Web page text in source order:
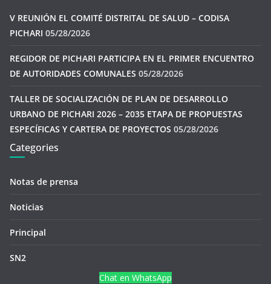
V REUNIÓN EL COMITÉ DISTRITAL DE SALUD – CODISA
PICHARI 05/28/2026
REGIDOR DE PICHARI PARTICIPA EN EL PRIMER ENCUENTRO
DE AUTORIDADES COMUNALES 05/28/2026
TALLER DE SOCIALIZACIÓN DE PLAN DE DESARROLLO
URBANO DE PICHARI 2026 – 2035 ETAPA DE PROPUESTAS
ESPECÍFICAS Y CARTERA DE PROYECTOS 05/28/2026
Categories
Notas de prensa
Noticias
Principal
SN2
Chat en WhatsApp